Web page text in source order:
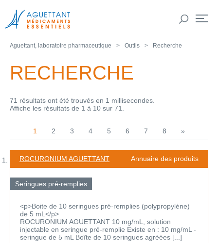
Aguettant, laboratoire pharmaceutique Outils Recherche
RECHERCHE
71 résultats ont été trouvés en 1 millisecondes.
Affiche les résultats de 1 à 10 sur 71.
1 2 3 4 5 6 7 8 »
ROCURONIUM AGUETTANT Annuaire des produits
Seringues pré-remplies
<p>Boite de 10 seringues pré-remplies (polypropylène)
de 5 mL</p>
ROCURONIUM AGUETTANT 10 mg/mL, solution
injectable en seringue pré-remplie Existe en : 10 mg/mL -
seringue de 5 mL Boîte de 10 seringues agréées [...]